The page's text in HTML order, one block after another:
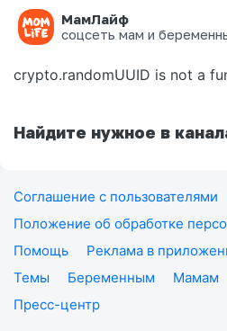
МамЛайф
соцсеть мам и
Ошибка на
crypto.randomUUID is not a
Найдите нужное в
Соглашение с пользователями
Положение об обработке
Помощь
Реклама в
Темы
Беременным Мамам
Пресс-центр